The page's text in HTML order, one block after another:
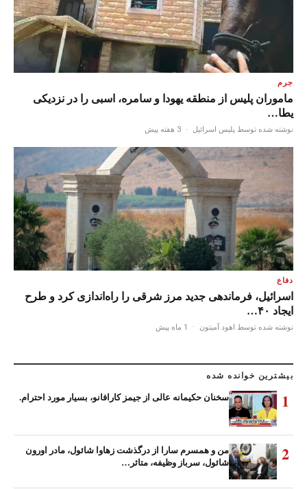
جرم
ماموران پلیس از منطقه یهودا و سامره، اسبی را در نزدیکی
یطا…
نوشته شده توسط پلیس اسرائیل · 3 هفته پیش
دفاع
اسرائیل، فرماندهی جدید مرز شرقی را راه‌اندازی کرد و طرح
ایجاد ۴۰…
نوشته شده توسط اهود آمیتون · 1 ماه پیش
بیشترین خوانده شده
1 سخنان حکیمانه عالی از جیمز کارافانو، بسیار مورد احترام.
2
من و همسرم سارا از درگذشت زهاوا شائول، مادر اورون
شائول، سرباز وظیفه، متاثر…